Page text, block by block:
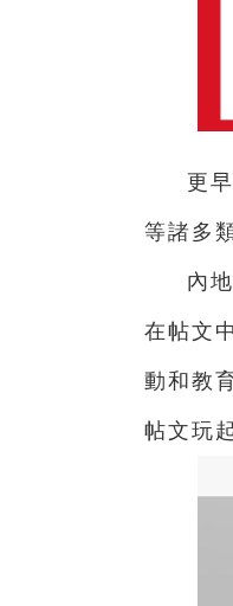
更
等諸多
內
在帖文
動和教
帖文玩